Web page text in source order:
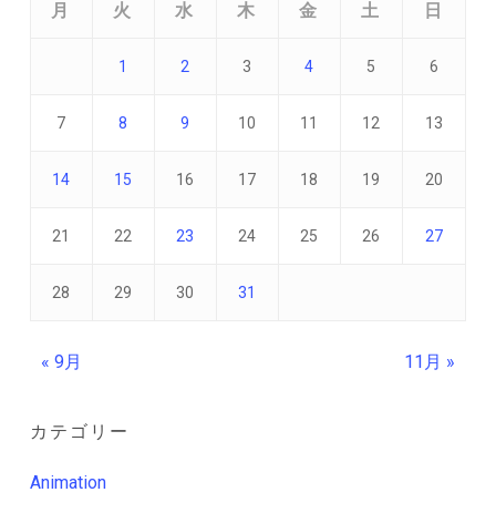
月 火 水 木 金 土 日
1 2 3 4 5 6
7 8 9 10 11 12 13
14 15 16 17 18 19 20
21 22 23 24 25 26 27
28 29 30 31
« 9月 11月 »
カテゴリー
Animation